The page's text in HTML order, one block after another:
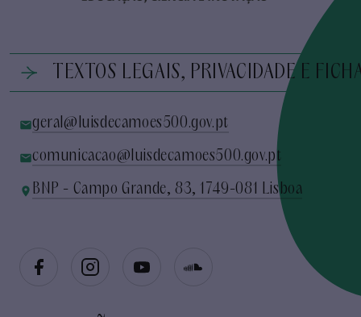
TEXTOS LEGAIS, PRIVACIDADE E
geral@luisdecamoes500.gov.pt
comunicacao@luisdecamoes500.gov.pt
BNP - Campo Grande, 83, 1749-081 Lisboa